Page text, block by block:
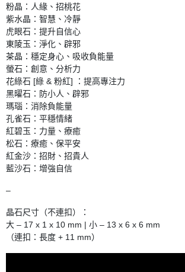
粉晶：人緣、招桃花
紫水晶：智慧、冷靜
虎眼石：提升自信心
東陵玉：淨化、辟邪
茶晶：穩定身心、吸收負能量
螢石：創意、分析力
花綠石 [綠 & 粉紅] ：提高專注力
黑曜石：防小人、辟邪
瑪瑙：消除負能量
孔雀石：平穩情緒
紅碧玉：力量、療癒
松石：療癒、保平安
紅金沙：招財、招貴人
藍沙石：增強自信
–
晶石尺寸（不連扣）：
大 – 17 x 1 x 10 mm | 小 – 13 x 6 x 6 mm
（連扣：長度 + 11 mm）